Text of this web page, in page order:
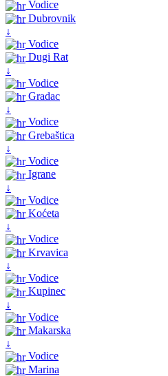
Vodice
Dubrovnik
↓
Vodice
Dugi Rat
↓
Vodice
Gradac
↓
Vodice
Grebaštica
↓
Vodice
Igrane
↓
Vodice
Koćeta
↓
Vodice
Krvavica
↓
Vodice
Kupinec
↓
Vodice
Makarska
↓
Vodice
Marina